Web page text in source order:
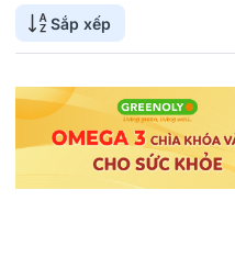
Sắp xếp